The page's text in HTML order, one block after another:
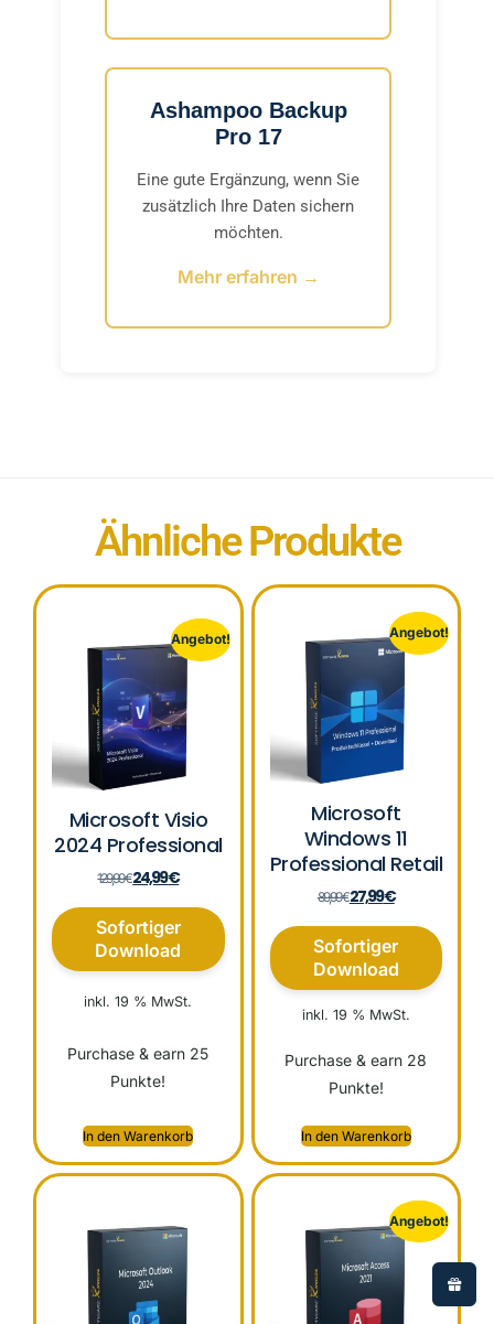
Ashampoo Backup
Pro 17
Eine gute Ergänzung, wenn Sie
zusätzlich Ihre Daten sichern
möchten.
Mehr erfahren →
Ähnliche Produkte
Angebot!
Microsoft Visio
2024 Professional
129,99€24,99€
Sofortiger
Download
inkl. 19 % MwSt.
Purchase & earn 25
Punkte!
In den Warenkorb
Angebot!
Microsoft
Windows 11
Professional Retail
89,99€27,99€
Sofortiger
Download
inkl. 19 % MwSt.
Purchase & earn 28
Punkte!
In den Warenkorb
Angebot!